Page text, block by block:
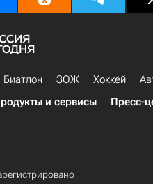
Биатлон ЗОЖ Хоккей
и сервисы Пресс-